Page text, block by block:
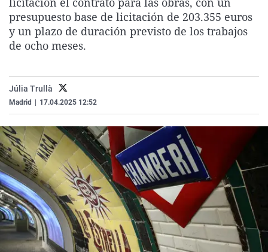
La rosa de los vientos
Gente viajera
Caso
Retornados
Extremadura
Galicia
Virales
Televisión
presupuesto base de licitación de 203.355 euros
y un plazo de duración previsto de los trabajos
de ocho meses.
Júlia Trullà
Madrid 17.04.2025 12:52